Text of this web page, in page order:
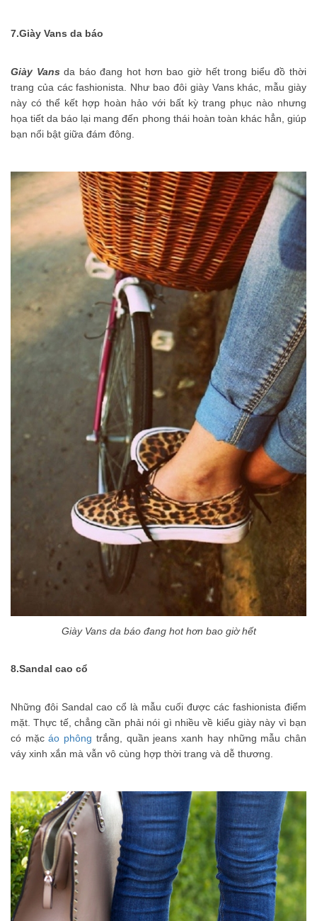
7.Giày Vans da báo
Giày Vansda báo đang hot hơn bao giờ hết trong biểu đồ thời
trang của các fashionista. Như bao đôi giày Vans khác, mẫu giày
này có thể kết hợp hoàn hảo với bất kỳ trang phục nào nhưng
họa tiết da báo lại mang đến phong thái hoàn toàn khác hẳn, giúp
bạn nổi bật giữa đám đông.
Giày Vansda báo đang hot hơn bao giờ hết
8.Sandal cao cổ
Những đôi Sandal cao cổ là mẫu cuối được các fashionista điểm
mặt. Thực tế, chẳng cần phải nói gì nhiều về kiểu giày này vì bạn
có mặcáo phông trắng, quần jeans xanh hay những mẫu chân
váy xinh xắn mà vẫn vô cùng hợp thời trang và dễ thương.